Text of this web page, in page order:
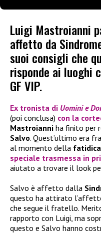
Luigi Mastroianni
affetto da
suoi consigli che
risponde ai luoghi
GF VIP.
Ex tronista di Uomini e
(poi conclusa) con la
Mastroianni ha finito per
Salvo. Quest’ultimo era
al momento della
speciale trasmessa in
aiutato a trovare il look
Salvo è affetto dalla
questo ha attirato
che segue il fratello.
rapporto con Luigi, ma
questo e Salvo hanno